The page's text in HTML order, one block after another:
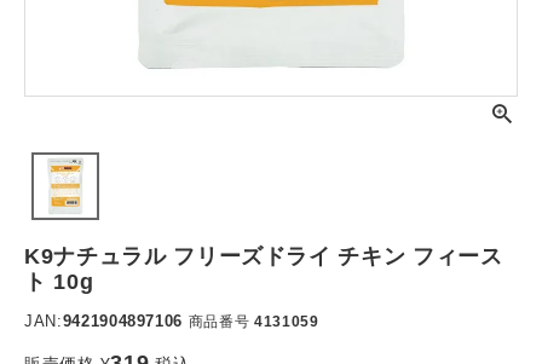
K9ナチュラル フリーズドライ チキン フィース
ト 10g
JAN:9421904897106 商品番号 4131059